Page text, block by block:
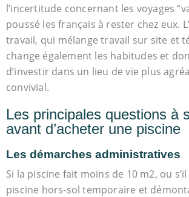
l’incertitude concernant les voyages
poussé les français à rester chez eux.
travail, qui mélange travail sur site et
change également les habitudes et
d’investir dans un lieu de vie plus
convivial.
Les principales questions à
avant d’acheter une piscine
Les démarches administratives
Si la piscine fait moins de 10 m2, ou s’il
piscine hors-sol temporaire et